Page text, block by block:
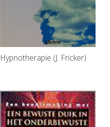
Hypnotherapie (J. Fricker)